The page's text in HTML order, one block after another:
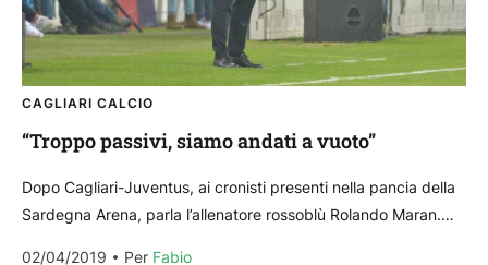
CAGLIARI CALCIO
“Troppo passivi, siamo andati a vuoto”
Dopo Cagliari-Juventus, ai cronisti presenti nella pancia della
Sardegna Arena, parla l’allenatore rossoblù Rolando Maran.
02/04/2019
Per Fabio